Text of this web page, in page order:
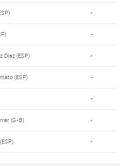
-
-
Diaz (ESP) -
(ESP) -
-
(G-B) -
-